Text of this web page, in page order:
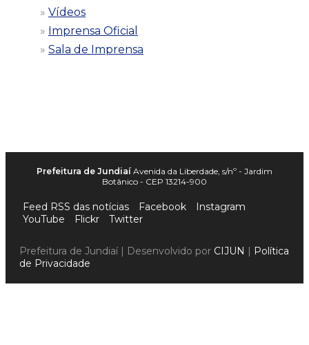
Vídeos
Imprensa Oficial
Sala de Imprensa
Prefeitura de Jundiaí Avenida da Liberdade, s/nº - Jardim
Botânico - CEP 13214-900
Feed RSS das notícias Facebook
Instagram
YouTube
Flickr Twitter
Prefeitura de Jundiaí | Desenvolvido por CIJUN | Política
de Privacidade